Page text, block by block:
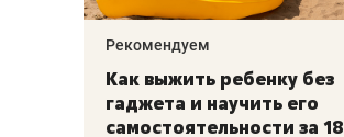
–
Рекомендуем
Как выжить ребенку без
гаджета и научить его
самостоятельности за 18